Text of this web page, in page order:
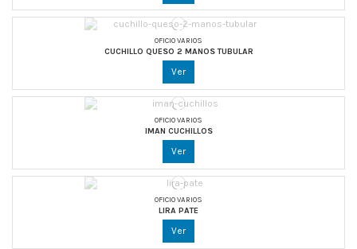
OFICIO VARIOS
CUCHILLO QUESO 2 MANOS TUBULAR
Ver
OFICIO VARIOS
IMAN CUCHILLOS
Ver
OFICIO VARIOS
LIRA PATE
Ver